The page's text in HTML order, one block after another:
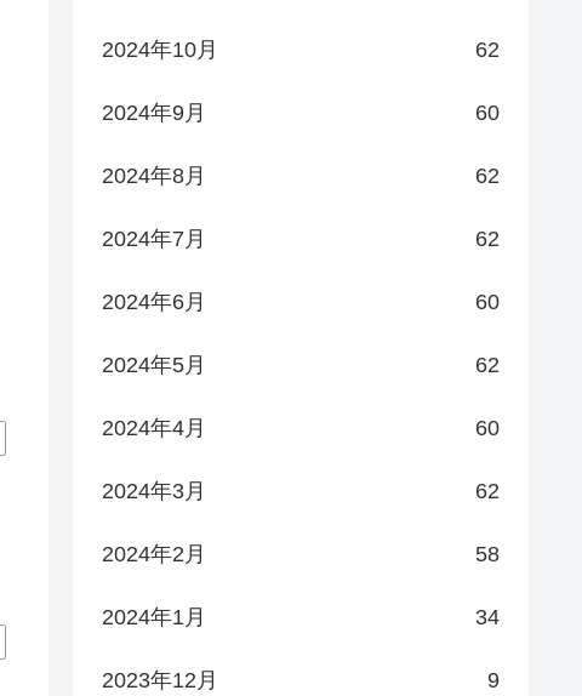
2024年10月 62
2024年9月 60
2024年8月 62
2024年7月 62
2024年6月 60
2024年5月 62
2024年4月 60
2024年3月 62
2024年2月 58
2024年1月 34
2023年12月 9